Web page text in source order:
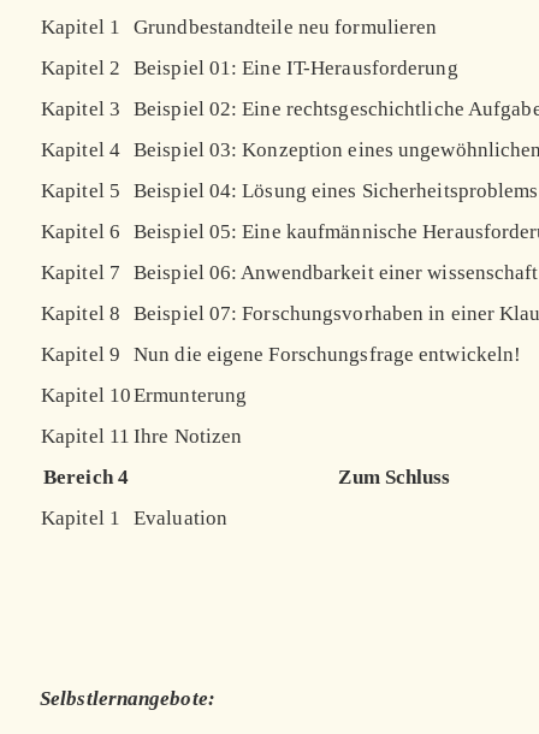
Kapitel 1
Grundbestandteile neu formulieren
Kapitel 2
Beispiel 01: Eine IT-Herausforderung
Kapitel 3
Beispiel 02: Eine rechtsgeschichtliche
Kapitel 4 Beispiel 03: Konzeption eines
Kapitel 5
Beispiel 04: Lösung eines Sicherheitsproblems
Kapitel 6
Beispiel 05: Eine kaufmännische
Kapitel 7
Beispiel 06: Anwendbarkeit einer
Kapitel 8
Beispiel 07: Forschungsvorhaben in einer
Kapitel 9
Nun die eigene Forschungsfrage entwickeln!
Kapitel 10Ermunterung
Kapitel 11 Ihre Notizen
Bereich 4
Zum Schluss
Kapitel 1
Evaluation
Selbstlernangebote: